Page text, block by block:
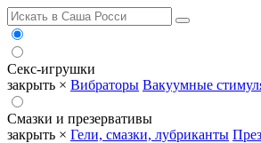
Секс-игрушки
закрыть × Вибраторы Вакуумные
Смазки и презервативы
закрыть × Гели, смазки, лубриканты